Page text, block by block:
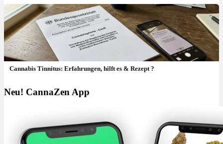
Cannabis Tinnitus: Erfahrungen, hilft es & Rezept ?
Neu! CannaZen App